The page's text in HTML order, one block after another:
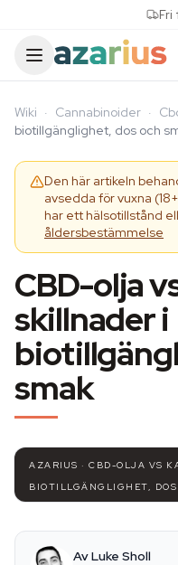
Fri
Wiki · Cannabinoider ·
biotillgänglighet, dos och
Den här artikeln
avsedda för vuxna
har ett hälsotillstånd
åldersbestämmelse
CBD-olja
skillnader i
smak
AZARIUS · CBD-OLJA VS
BIOTILLGÄNGLIGHET, DOS
Av Luke Sholl